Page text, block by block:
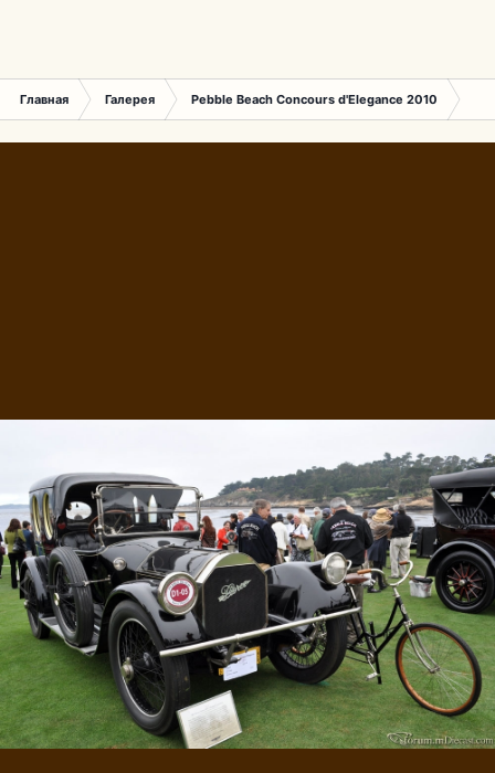
Главная Галерея Pebble Beach Concours d'Elegance 2010